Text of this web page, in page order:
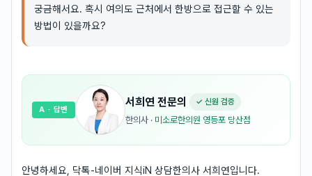
궁금해서요. 혹시 여의도 근처에서 한방으로 접근할 수 있는
방법이 있을까요?
서희연 전문의 ✓ 신원 검증
한의사 · 미소로한의원 영등포 당산점
A · 답변
안녕하세요, 닥톡-네이버 지식iN 상담한의사 서희연입니다.